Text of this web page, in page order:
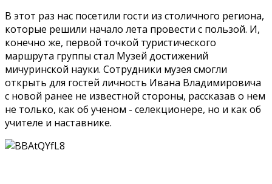
В этот раз нас посетили гости из столичного региона,
которые решили начало лета провести с пользой. И,
конечно же, первой точкой туристического
маршрута группы стал Музей достижений
мичуринской науки. Сотрудники музея смогли
открыть для гостей личность Ивана Владимировича
с новой ранее не известной стороны, рассказав о нем
не только, как об ученом - селекционере, но и как об
учителе и наставнике.